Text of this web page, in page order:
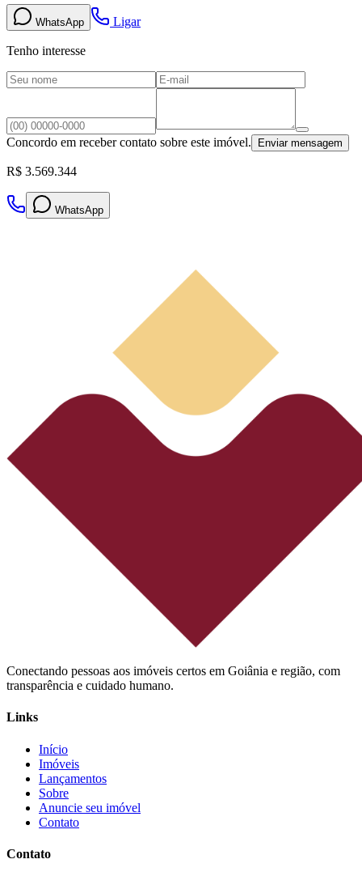
WhatsApp Ligar
Tenho interesse
Concordo em receber contato sobre este imóvel. Enviar mensagem
R$ 3.569.344
WhatsApp
Conectando pessoas aos imóveis certos em Goiânia e região, com
transparência e cuidado humano.
Links
Início
Imóveis
Lançamentos
Sobre
Anuncie seu imóvel
Contato
Contato